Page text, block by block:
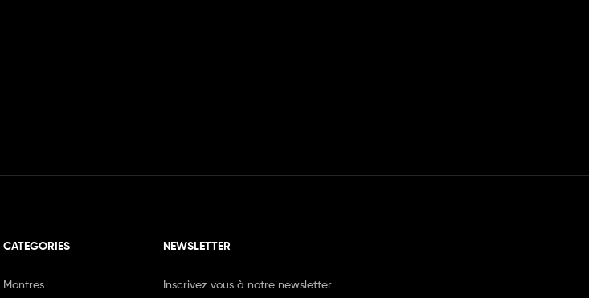
CATEGORIES
Montres
NEWSLETTER
Inscrivez vous à notre newsletter